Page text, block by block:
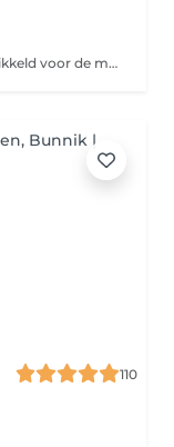
Deze gezichtsbehandeling is speciaal ontwikkeld voor de mannenhuid, die vaak dikker is en meer talg produceert. Ideaal bij onzuiverheden, een vermoeide uitstraling of huidirritatie door scheren. Tijdens de behandeling wordt de huid diep gereinigd, overtollig talg verwijderd en worden eventuele onzuiverheden aangepakt. Daarnaast krijgt de huid een boost om weer fris, rustig en verzorgd aan te voelen. De behandeling bestaat uit: - oppervlaktereiniging - dieptereiniging en exfoliatie - verwijderen van onzuiverheden - kalmerend masker - bij 60 min: tijdens intrekken van de masker wordt een ontspannend nek en schouder massage gegeven - verzorging afgestemd op de mannenhuid Deze behandeling helpt om de huid te herstellen, irritaties te verminderen en een frisse, verzorgde uitstraling te geven.
110